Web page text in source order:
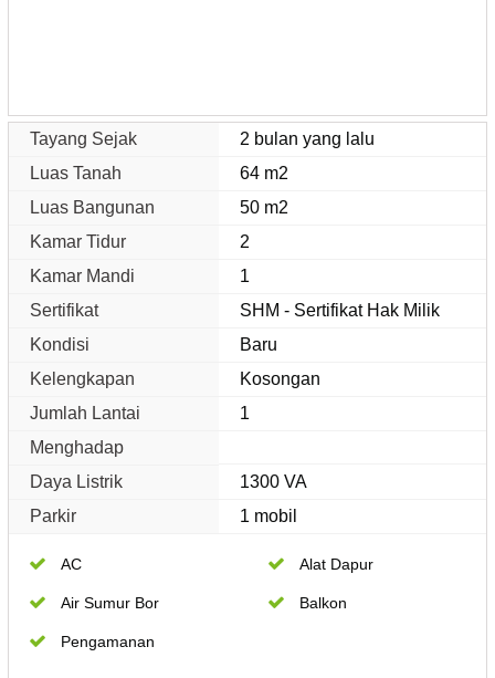
Tayang Sejak
2 bulan yang lalu
Luas Tanah
64 m2
Luas Bangunan
50 m2
Kamar Tidur
2
Kamar Mandi
1
Sertifikat
SHM - Sertifikat Hak Milik
Kondisi
Baru
Kelengkapan
Kosongan
Jumlah Lantai
1
Menghadap
Daya Listrik
1300 VA
Parkir
1 mobil
AC Alat Dapur
Air Sumur Bor Balkon
Pengamanan